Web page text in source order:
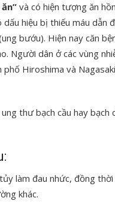
và có hiện tượng ăn
hiệu bị thiếu máu dẫn
bướu). Hiện nay căn
Người dân ở các vùng
Hiroshima và
thư bạch cầu hay bạch
làm đau nhức, đồng thời
khác.